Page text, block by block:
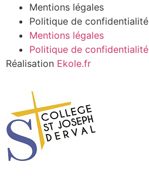
Mentions légales
Politique de confidentialité
Mentions légales
Politique de confidentialité
Réalisation Ekole.fr